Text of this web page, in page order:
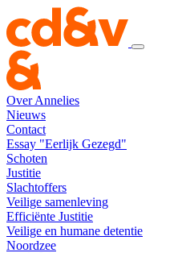
Over Annelies
Nieuws
Contact
Essay "Eerlijk Gezegd"
Schoten
Justitie
Slachtoffers
Veilige samenleving
Efficiënte Justitie
Veilige en humane detentie
Noordzee